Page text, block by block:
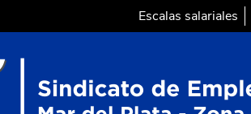
Escalas salariales